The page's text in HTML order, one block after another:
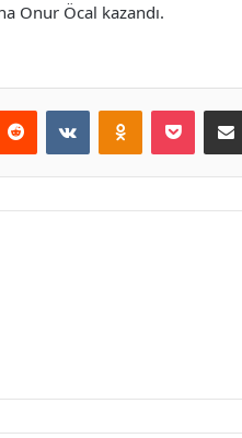
Onur Öcal kazandı.
Reddit VKontakteOdnoklassniki
Pocket